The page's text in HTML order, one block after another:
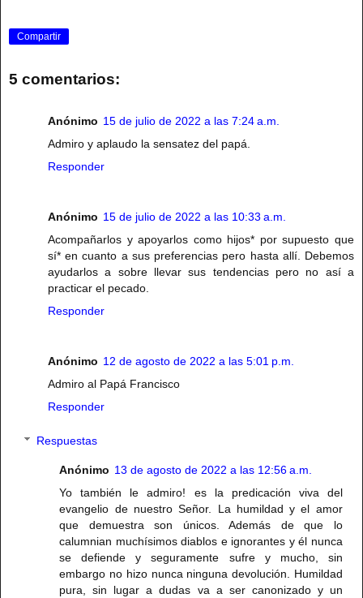
Compartir
5 comentarios:
Anónimo 15 de julio de 2022 a las 7:24 a.m.
Admiro y aplaudo la sensatez del papá.
Responder
Anónimo 15 de julio de 2022 a las 10:33 a.m.
Acompañarlos y apoyarlos como hijos* por supuesto que
sí* en cuanto a sus preferencias pero hasta allí. Debemos
ayudarlos a sobre llevar sus tendencias pero no así a
practicar el pecado.
Responder
Anónimo 12 de agosto de 2022 a las 5:01 p.m.
Admiro al Papá Francisco
Responder
Respuestas
Anónimo 13 de agosto de 2022 a las 12:56 a.m.
Yo también le admiro! es la predicación viva del
evangelio de nuestro Señor. La humildad y el amor
que demuestra son únicos. Además de que lo
calumnian muchísimos diablos e ignorantes y él nunca
se defiende y seguramente sufre y mucho, sin
embargo no hizo nunca ninguna devolución. Humildad
pura, sin lugar a dudas va a ser canonizado y un